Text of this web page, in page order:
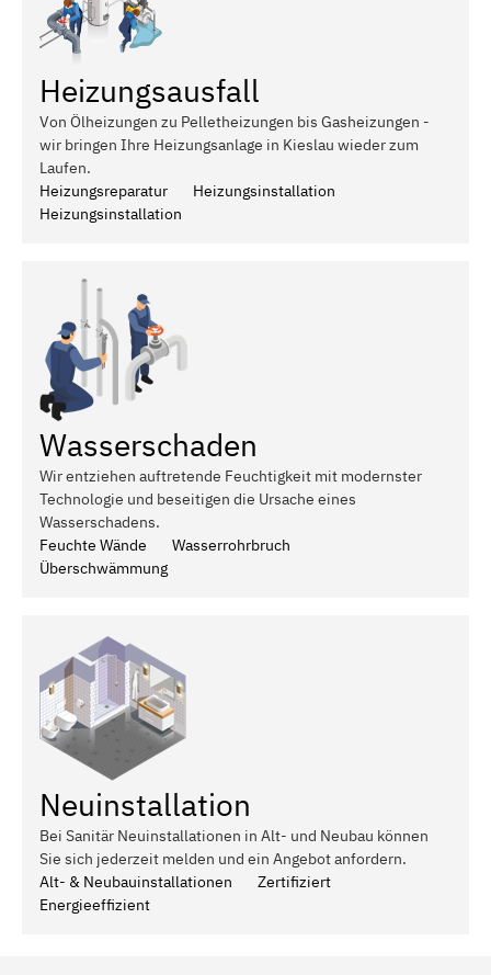
Heizungsausfall
Von Ölheizungen zu Pelletheizungen bis Gasheizungen -
wir bringen Ihre Heizungsanlage in Kieslau wieder zum
Laufen.
Heizungsreparatur
Heizungsinstallation
Heizungsinstallation
Wasserschaden
Wir entziehen auftretende Feuchtigkeit mit modernster
Technologie und beseitigen die Ursache eines
Wasserschadens.
Feuchte Wände
Wasserrohrbruch
Überschwämmung
Neuinstallation
Bei Sanitär Neuinstallationen in Alt- und Neubau können
Sie sich jederzeit melden und ein Angebot anfordern.
Alt- & Neubauinstallationen
Zertifiziert
Energieeffizient